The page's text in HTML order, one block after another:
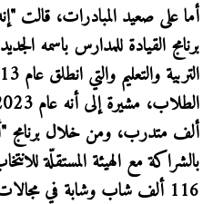
أما على صعيد المبادرات،
برنامج القيادة للمدارس باسمه
ألف متدرب، ومن خلال برنامج
بالشراكة مع الهيئة المستقلّة
116 ألف شاب وشابة في مجالات السياسيّة.